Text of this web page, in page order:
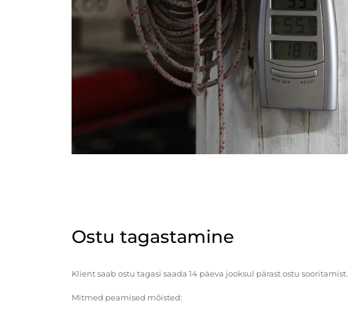
Ostu tagastamine
Klient saab ostu tagasi saada 14 päeva jooksul pärast ostu sooritamist.
Mitmed peamised mõisted: